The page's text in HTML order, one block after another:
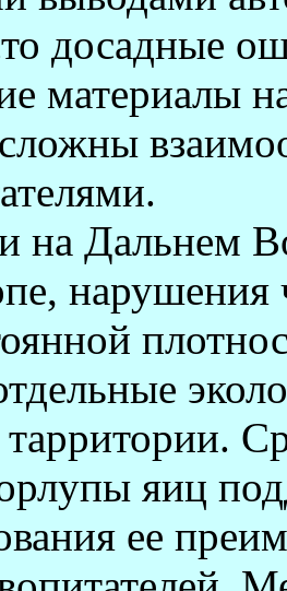
досадные
материалы
на Дальнем
нарушения
яиц
ее